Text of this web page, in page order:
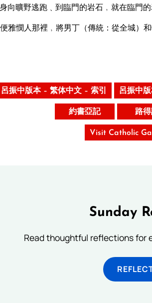
向曠野逃跑﹑到臨門的岩石﹐就在臨門的
雅憫人那裡﹐將男丁（傳統：從全城）
呂振中版本 – 繁体中文 – 索引 呂振中
約書亞記 路
Visit Catholic
Sunday
Read thoughtful reflections for